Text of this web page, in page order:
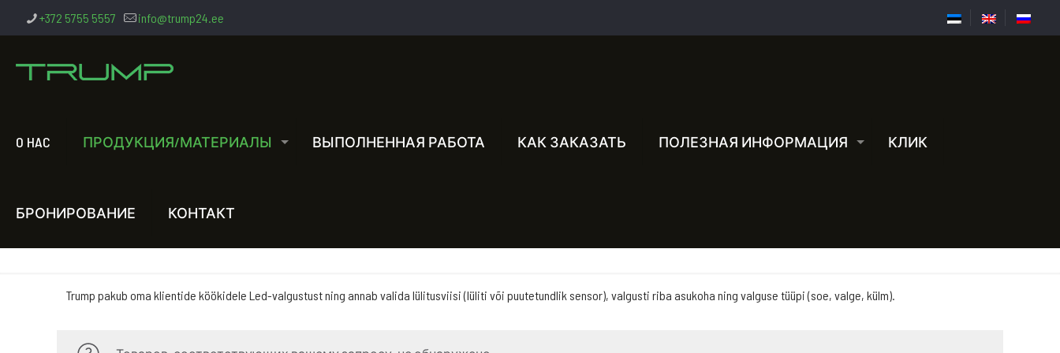
+372 5755 5557 info@trump24.ee
O HAC ПРОДУКЦИЯ/МАТЕРИАЛЫ ВЫПОЛНЕННАЯ РАБОТА КАК ЗАКАЗАТЬ ПОЛЕЗНАЯ ИНФОРМАЦИЯ КЛИК
БРОНИРОВАНИЕ КОНТАКТ
Trump pakub oma klientide köökidele Led-valgustust ning annab valida lülitusviisi (lüliti või puutetundlik sensor), valgusti riba asukoha ning valguse tüüpi (soe, valge, külm).